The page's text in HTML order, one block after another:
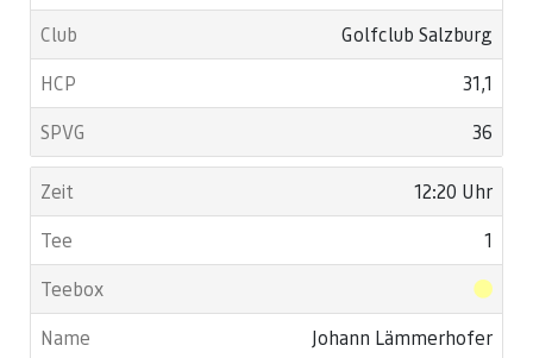
Golfclub Salzburg
31,1
36
12:20 Uhr
1
Johann Lämmerhofer